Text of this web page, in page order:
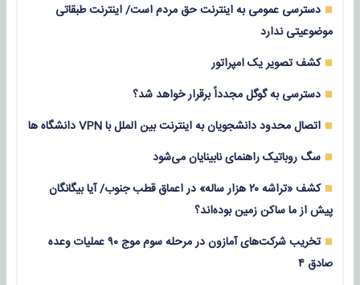
دسترسی عمومی به اینترنت حق مردم است/ اینترنت طبقاتی
موضوعیتی ندارد
کشف تصویر یک امپراتور
دسترسی به گوگل مجدداً برقرار خواهد شد؟
اتصال محدود دانشجویان به اینترنت بین الملل با VPN دانشگاه ها
سگ روباتیک راهنمای نابینایان می‌شود
کشف «تراشه ۲۰ هزار ساله» در اعماق قطب جنوب/ آیا بیگانگان
پیش از ما ساکن زمین بوده‌اند؟
تخریب شرکت‌های آمازون در مرحله سوم موج ۹۰ عملیات وعده
صادق ۴